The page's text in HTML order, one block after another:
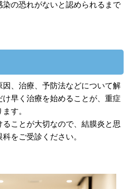
の恐れがないと認められるまで
、治療、予防法などについて解
早く治療を始めることが、重症
す。
ことが大切なので、結膜炎と思
をご受診ください。